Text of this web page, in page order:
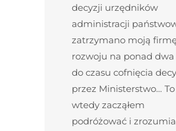
decyzji urzędników
administracji
zatrzymano moją
rozwoju na ponad dwa
do czasu cofnięcia
przez Ministerstwo… To
wtedy zacząłem
podróżować i